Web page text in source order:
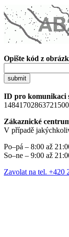
Opište kód z
submit
ID pro komunikaci
Zákaznické
V případě
Po–pá – 8:00 až
So–ne – 9:00 až
Zavolat na tel. +420